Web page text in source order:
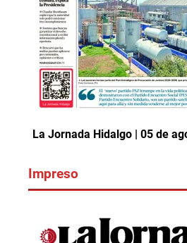
La Jornada Hidalgo | 05 de
Impreso